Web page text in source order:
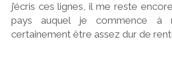
j’écris ces lignes, il me reste
pays auquel je commence à
certainement être assez dur de